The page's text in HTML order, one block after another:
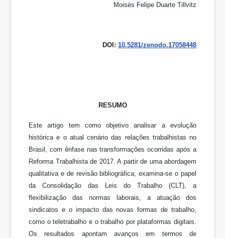
Moisés Felipe Duarte Tillvitz
DOI: 10.5281/zenodo.17058448
RESUMO
Este artigo tem como objetivo analisar a evolução
histórica e o atual cenário das relações trabalhistas no
Brasil, com ênfase nas transformações ocorridas após a
Reforma Trabalhista de 2017. A partir de uma abordagem
qualitativa e de revisão bibliográfica, examina-se o papel
da Consolidação das Leis do Trabalho (CLT), a
flexibilização das normas laborais, a atuação dos
sindicatos e o impacto das novas formas de trabalho,
como o teletrabalho e o trabalho por plataformas digitais.
Os resultados apontam avanços em termos de